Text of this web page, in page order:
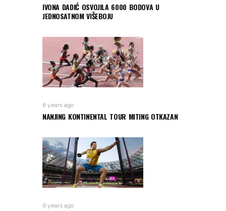
IVONA DADIĆ OSVOJILA 6000 BODOVA U
JEDNOSATNOM VIŠEBOJU
6 years ago
NANJING KONTINENTAL TOUR MITING OTKAZAN
6 years ago